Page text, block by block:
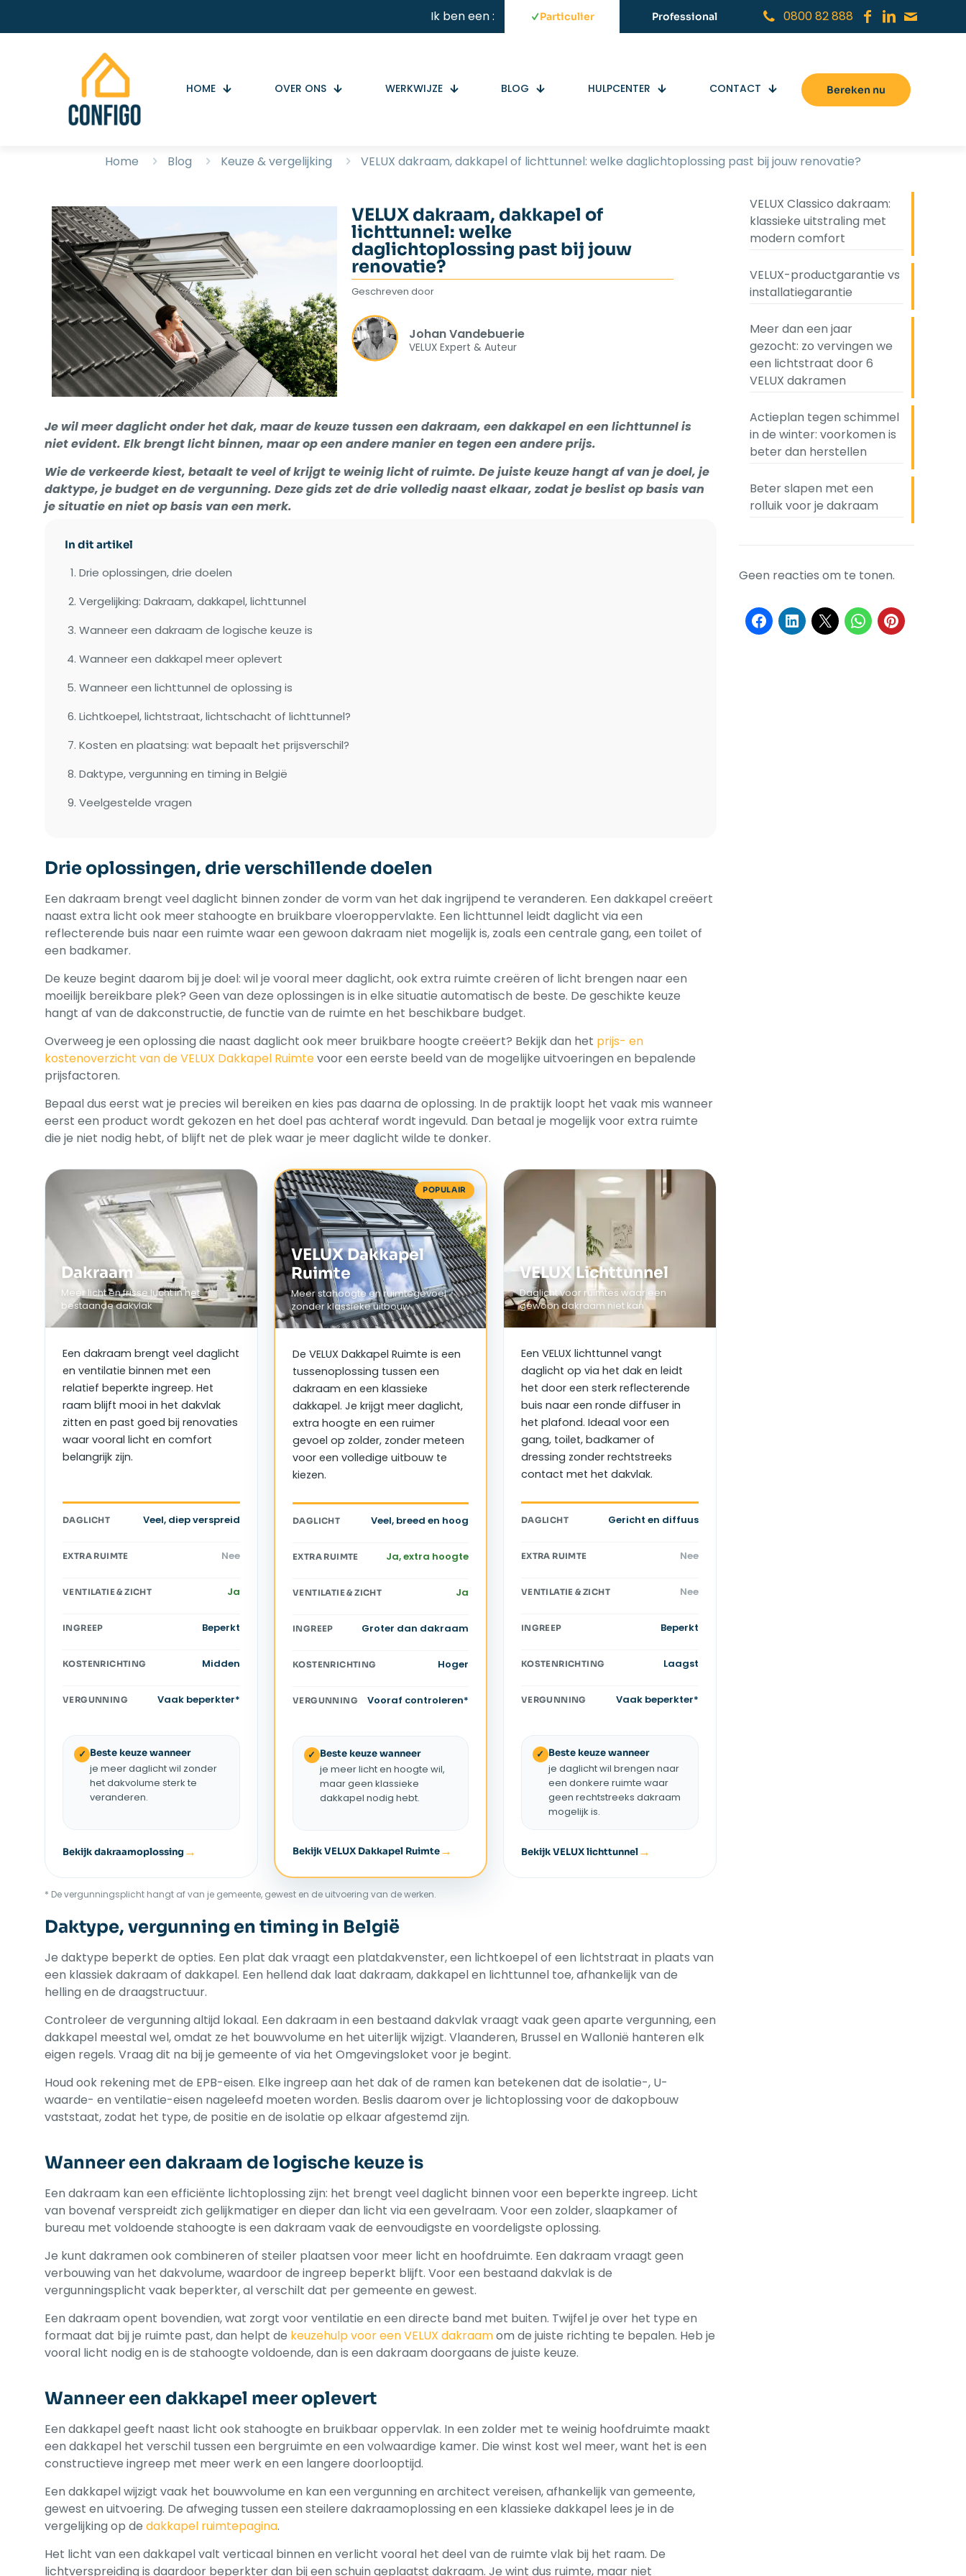
Ik ben een : Particulier Professional 0800 82 888
HOME OVER ONS WERKWIJZE BLOG HULPCENTER CONTACT Bereken nu
Home Blog Keuze & vergelijking VELUX dakraam, dakkapel of lichttunnel: welke daglichtoplossing past bij jouw renovatie?
VELUX dakraam, dakkapel of
lichttunnel: welke
daglichtoplossing past bij jouw
renovatie?
Geschreven door
Johan Vandebuerie
VELUX Expert & Auteur
Je wil meer daglicht onder het dak, maar de keuze tussen een dakraam, een dakkapel en een lichttunnel is
niet evident. Elk brengt licht binnen, maar op een andere manier en tegen een andere prijs.
Wie de verkeerde kiest, betaalt te veel of krijgt te weinig licht of ruimte. De juiste keuze hangt af van je doel, je
daktype, je budget en de vergunning. Deze gids zet de drie volledig naast elkaar, zodat je beslist op basis van
je situatie en niet op basis van een merk.
In dit artikel
Drie oplossingen, drie doelen
Vergelijking: Dakraam, dakkapel, lichttunnel
Wanneer een dakraam de logische keuze is
Wanneer een dakkapel meer oplevert
Wanneer een lichttunnel de oplossing is
Lichtkoepel, lichtstraat, lichtschacht of lichttunnel?
Kosten en plaatsing: wat bepaalt het prijsverschil?
Daktype, vergunning en timing in België
Veelgestelde vragen
Drie oplossingen, drie verschillende doelen
Een dakraam brengt veel daglicht binnen zonder de vorm van het dak ingrijpend te veranderen. Een dakkapel creëert
naast extra licht ook meer stahoogte en bruikbare vloeroppervlakte. Een lichttunnel leidt daglicht via een
reflecterende buis naar een ruimte waar een gewoon dakraam niet mogelijk is, zoals een centrale gang, een toilet of
een badkamer.
De keuze begint daarom bij je doel: wil je vooral meer daglicht, ook extra ruimte creëren of licht brengen naar een
moeilijk bereikbare plek? Geen van deze oplossingen is in elke situatie automatisch de beste. De geschikte keuze
hangt af van de dakconstructie, de functie van de ruimte en het beschikbare budget.
Overweeg je een oplossing die naast daglicht ook meer bruikbare hoogte creëert? Bekijk dan het prijs- en
kostenoverzicht van de VELUX Dakkapel Ruimtevoor een eerste beeld van de mogelijke uitvoeringen en bepalende
prijsfactoren.
Bepaal dus eerst wat je precies wil bereiken en kies pas daarna de oplossing. In de praktijk loopt het vaak mis wanneer
eerst een product wordt gekozen en het doel pas achteraf wordt ingevuld. Dan betaal je mogelijk voor extra ruimte
die je niet nodig hebt, of blijft net de plek waar je meer daglicht wilde te donker.
Dakraam
Meer licht en frisse lucht in het
bestaande dakvlak
Een dakraam brengt veel daglicht
en ventilatie binnen met een
relatief beperkte ingreep. Het
raam blijft mooi in het dakvlak
zitten en past goed bij renovaties
waar vooral licht en comfort
belangrijk zijn.
DAGLICHT Veel, diep verspreid
EXTRA RUIMTE Nee
VENTILATIE & ZICHT Ja
INGREEP Beperkt
KOSTENRICHTING Midden
VERGUNNING Vaak beperkter*
✓ Beste keuze wanneer
je meer daglicht wil zonder
het dakvolume sterk te
veranderen.
Bekijk dakraamoplossing
POPULAIR
VELUX Dakkapel
Ruimte
Meer stahoogte en ruimtegevoel
zonder klassieke uitbouw
De VELUX Dakkapel Ruimte is een
tussenoplossing tussen een
dakraam en een klassieke
dakkapel. Je krijgt meer daglicht,
extra hoogte en een ruimer
gevoel op zolder, zonder meteen
voor een volledige uitbouw te
kiezen.
DAGLICHT Veel, breed en hoog
EXTRA RUIMTE Ja, extra hoogte
VENTILATIE & ZICHT Ja
INGREEP Groter dan dakraam
KOSTENRICHTING Hoger
VERGUNNING Vooraf controleren*
✓ Beste keuze wanneer
je meer licht en hoogte wil,
maar geen klassieke
dakkapel nodig hebt.
Bekijk VELUX Dakkapel Ruimte
VELUX Lichttunnel
Daglicht voor ruimtes waar een
gewoon dakraam niet kan
Een VELUX lichttunnel vangt
daglicht op via het dak en leidt
het door een sterk reflecterende
buis naar een ronde diffuser in
het plafond. Ideaal voor een
gang, toilet, badkamer of
dressing zonder rechtstreeks
contact met het dakvlak.
DAGLICHT Gericht en diffuus
EXTRA RUIMTE Nee
VENTILATIE & ZICHT Nee
INGREEP Beperkt
KOSTENRICHTING Laagst
VERGUNNING Vaak beperkter*
✓ Beste keuze wanneer
je daglicht wil brengen naar
een donkere ruimte waar
geen rechtstreeks dakraam
mogelijk is.
Bekijk VELUX lichttunnel
* De vergunningsplicht hangt af van je gemeente, gewest en de uitvoering van de werken.
Daktype, vergunning en timing in België
Je daktype beperkt de opties. Een plat dak vraagt een platdakvenster, een lichtkoepel of een lichtstraat in plaats van
een klassiek dakraam of dakkapel. Een hellend dak laat dakraam, dakkapel en lichttunnel toe, afhankelijk van de
helling en de draagstructuur.
Controleer de vergunning altijd lokaal. Een dakraam in een bestaand dakvlak vraagt vaak geen aparte vergunning, een
dakkapel meestal wel, omdat ze het bouwvolume en het uiterlijk wijzigt. Vlaanderen, Brussel en Wallonië hanteren elk
eigen regels. Vraag dit na bij je gemeente of via het Omgevingsloket voor je begint.
Houd ook rekening met de EPB-eisen. Elke ingreep aan het dak of de ramen kan betekenen dat de isolatie-, U-
waarde- en ventilatie-eisen nageleefd moeten worden. Beslis daarom over je lichtoplossing voor de dakopbouw
vaststaat, zodat het type, de positie en de isolatie op elkaar afgestemd zijn.
Wanneer een dakraam de logische keuze is
Een dakraam kan een efficiënte lichtoplossing zijn: het brengt veel daglicht binnen voor een beperkte ingreep. Licht
van bovenaf verspreidt zich gelijkmatiger en dieper dan licht via een gevelraam. Voor een zolder, slaapkamer of
bureau met voldoende stahoogte is een dakraam vaak de eenvoudigste en voordeligste oplossing.
Je kunt dakramen ook combineren of steiler plaatsen voor meer licht en hoofdruimte. Een dakraam vraagt geen
verbouwing van het dakvolume, waardoor de ingreep beperkt blijft. Voor een bestaand dakvlak is de
vergunningsplicht vaak beperkter, al verschilt dat per gemeente en gewest.
Een dakraam opent bovendien, wat zorgt voor ventilatie en een directe band met buiten. Twijfel je over het type en
formaat dat bij je ruimte past, dan helpt de keuzehulp voor een VELUX dakraamom de juiste richting te bepalen. Heb je
vooral licht nodig en is de stahoogte voldoende, dan is een dakraam doorgaans de juiste keuze.
Wanneer een dakkapel meer oplevert
Een dakkapel geeft naast licht ook stahoogte en bruikbaar oppervlak. In een zolder met te weinig hoofdruimte maakt
een dakkapel het verschil tussen een bergruimte en een volwaardige kamer. Die winst kost wel meer, want het is een
constructieve ingreep met meer werk en een langere doorlooptijd.
Een dakkapel wijzigt vaak het bouwvolume en kan een vergunning en architect vereisen, afhankelijk van gemeente,
gewest en uitvoering. De afweging tussen een steilere dakraamoplossing en een klassieke dakkapel lees je in de
vergelijking op de dakkapel ruimtepagina.
Het licht van een dakkapel valt verticaal binnen en verlicht vooral het deel van de ruimte vlak bij het raam. De
lichtverspreiding is daardoor beperkter dan bij een schuin geplaatst dakraam. Je wint dus ruimte, maar niet
VELUX Classico dakraam:
klassieke uitstraling met
modern comfort
VELUX-productgarantie vs
installatiegarantie
Meer dan een jaar
gezocht: zo vervingen we
een lichtstraat door 6
VELUX dakramen
Actieplan tegen schimmel
in de winter: voorkomen is
beter dan herstellen
Beter slapen met een
rolluik voor je dakraam
Geen reacties om te tonen.